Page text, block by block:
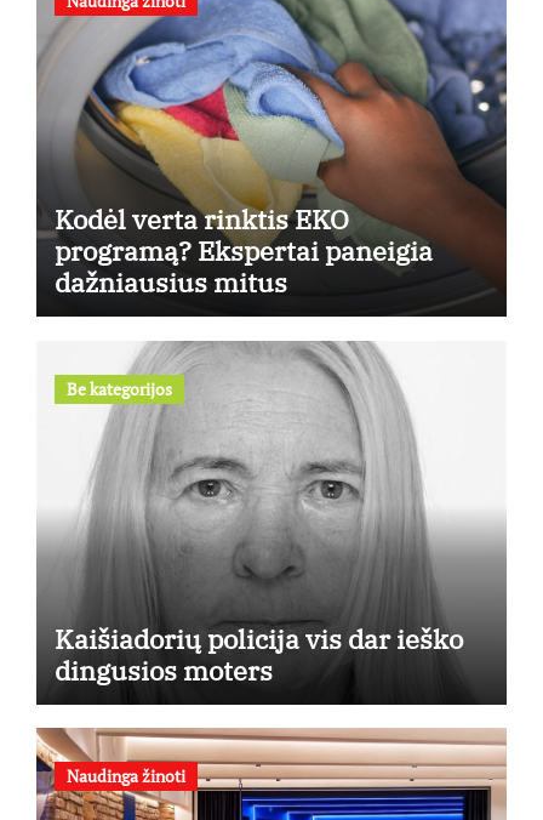
Kodėl verta rinktis EKO
programą? Ekspertai paneigia
dažniausius mitus
Be kategorijos
Kaišiadorių policija vis dar ieško
dingusios moters
Naudinga žinoti